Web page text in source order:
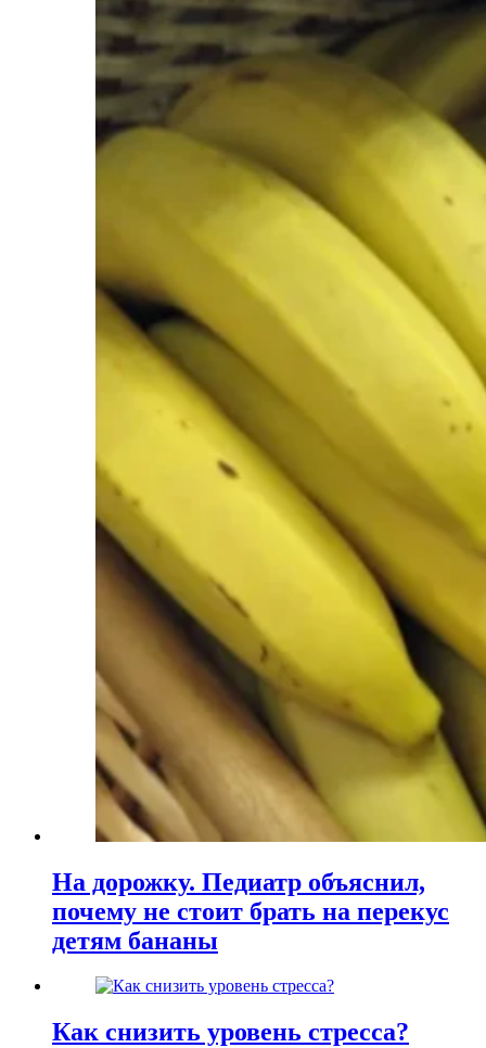
На дорожку. Педиатр объяснил,
почему не стоит брать на перекус
детям бананы
Как снизить уровень стресса?